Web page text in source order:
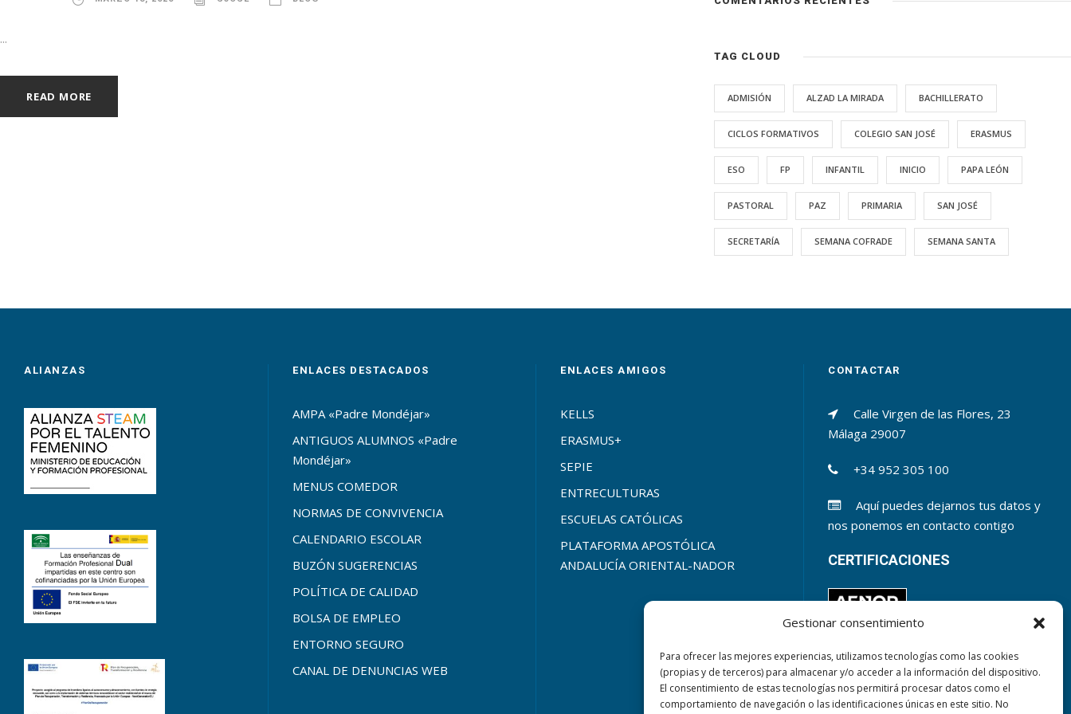
Gestionar consentimiento
Para ofrecer las mejores experiencias, utilizamos tecnologías como las cookies
(propias y de terceros) para almacenar y/o acceder a la información del dispositivo.
El consentimiento de estas tecnologías nos permitirá procesar datos como el
comportamiento de navegación o las identificaciones únicas en este sitio. No
...
READ MORE
TAG CLOUD
ADMISIÓN ALZAD LA MIRADA BACHILLERATO
CICLOS FORMATIVOS COLEGIO SAN JOSÉ ERASMUS
ESO FP INFANTIL INICIO PAPA LEÓN
PASTORAL PAZ PRIMARIA SAN JOSÉ
SECRETARÍA SEMANA COFRADE SEMANA SANTA
ALIANZAS ENLACES DESTACADOS
AMPA «Padre Mondéjar»
ANTIGUOS ALUMNOS «Padre
Mondéjar»
MENUS COMEDOR
NORMAS DE CONVIVENCIA
CALENDARIO ESCOLAR
BUZÓN SUGERENCIAS
POLÍTICA DE CALIDAD
BOLSA DE EMPLEO
ENTORNO SEGURO
CANAL DE DENUNCIAS WEB
ENLACES AMIGOS
KELLS
ERASMUS+
SEPIE
ENTRECULTURAS
ESCUELAS CATÓLICAS
PLATAFORMA APOSTÓLICA
ANDALUCÍA ORIENTAL-NADOR
CONTACTAR
Calle Virgen de las Flores, 23
Málaga 29007
+34 952 305 100
Aquí puedes dejarnos tus datos y
nos ponemos en contacto contigo
CERTIFICACIONES